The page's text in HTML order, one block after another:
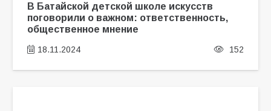
В Батайской детской школе искусств
поговорили о важном: ответственность,
общественное мнение
18.11.2024 152